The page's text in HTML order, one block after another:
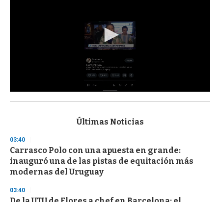
s
d
s
o
f
3
s
e
Últimas Noticias
03:40
Carrasco Polo con una apuesta en grande:
inauguró una de las pistas de equitación más
modernas del Uruguay
03:40